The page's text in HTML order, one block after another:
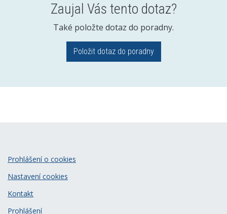
Zaujal Vás tento dotaz?
Také položte dotaz do poradny.
Položit dotaz do poradny
Prohlášení o cookies
Nastavení cookies
Kontakt
Prohlášení